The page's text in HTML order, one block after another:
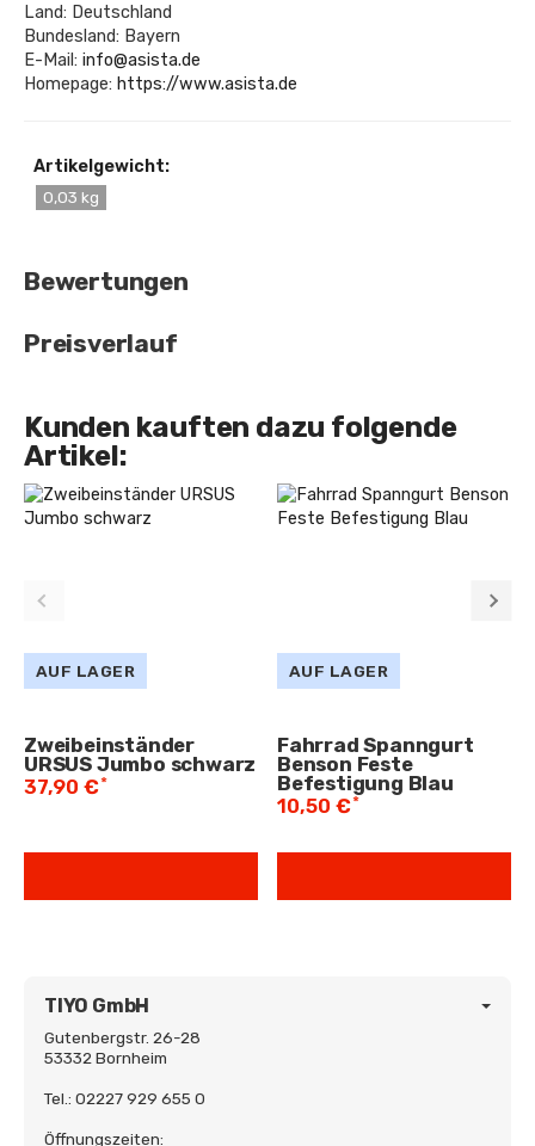
Land: Deutschland
Bundesland: Bayern
E-Mail: info@asista.de
Homepage: https://www.asista.de
Artikelgewicht:
0,03 kg
Bewertungen
Preisverlauf
Kunden kauften dazu folgende
Artikel:
AUF LAGER
Zweibeinständer
URSUS Jumbo schwarz
37,90 €*
AUF LAGER
Fahrrad Spanngurt
Benson Feste
Befestigung Blau
10,50 €*
TIYO GmbH
Gutenbergstr. 26-28
53332 Bornheim
Tel.: 02227 929 655 0
Öffnungszeiten: